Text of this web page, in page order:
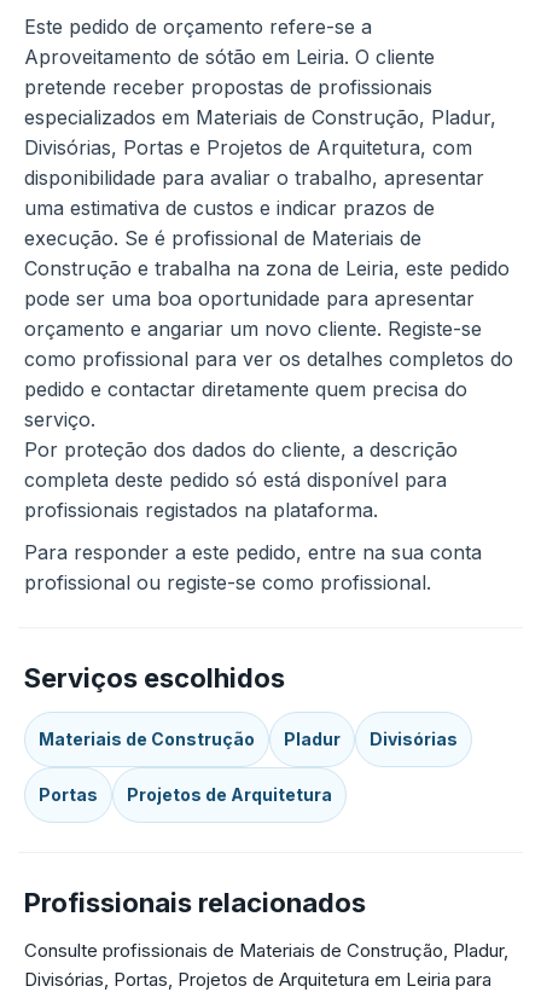
Este pedido de orçamento refere-se a
Aproveitamento de sótão em Leiria. O cliente
pretende receber propostas de profissionais
especializados em Materiais de Construção, Pladur,
Divisórias, Portas e Projetos de Arquitetura, com
disponibilidade para avaliar o trabalho, apresentar
uma estimativa de custos e indicar prazos de
execução. Se é profissional de Materiais de
Construção e trabalha na zona de Leiria, este pedido
pode ser uma boa oportunidade para apresentar
orçamento e angariar um novo cliente. Registe-se
como profissional para ver os detalhes completos do
pedido e contactar diretamente quem precisa do
serviço.
Por proteção dos dados do cliente, a descrição
completa deste pedido só está disponível para
profissionais registados na plataforma.
Para responder a este pedido, entre na sua conta
profissional ou registe-se como profissional.
Serviços escolhidos
Materiais de Construção Pladur Divisórias
Portas Projetos de Arquitetura
Profissionais relacionados
Consulte profissionais de Materiais de Construção, Pladur,
Divisórias, Portas, Projetos de Arquitetura em Leiria para